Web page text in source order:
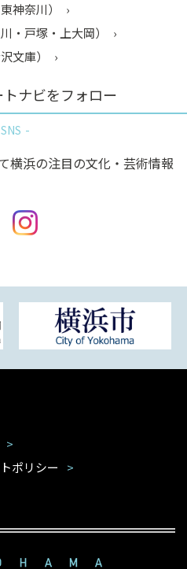
神奈川）
・戸塚・上大岡）
文庫）
ナビをフォロー
SNS
横浜の注目の文化・芸術情報
ポリシー